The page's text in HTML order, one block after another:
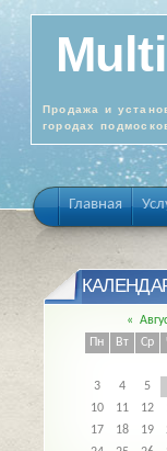
Продажа и
городах
Главная
«
Пн
Вт Ср
3
4 5
10
11 12
17
18 19